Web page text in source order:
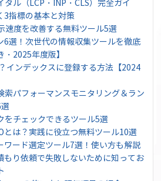
タル（LCP・INP・CLS）完全ガイ
3指標の基本と対策
速度を改善する無料ツール5選
6選！次世代の情報収集ツールを徹底
2025年度版】
インデックスに登録する方法【2024
索パフォーマンスモニタリング＆ラン
をチェックできるツール5選
とは？実践に役立つ無料ツール10選
ワード選定ツール7選！使い方も解説
もり依頼で失敗しないために知ってお